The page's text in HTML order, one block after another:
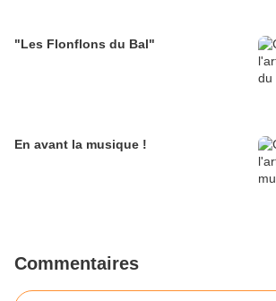
"Les Flonflons du Bal"
En avant la musique !
Commentaires